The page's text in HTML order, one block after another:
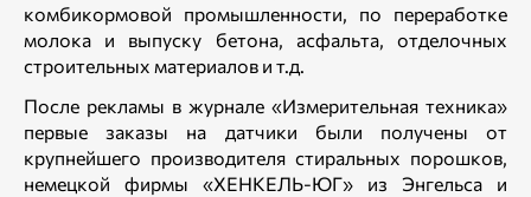
комбикормовой промышленности, по переработке
молока и выпуску бетона, асфальта, отделочных
строительных материалов и т.д.
После рекламы в журнале «Измерительная техника»
первые заказы на датчики были получены от
крупнейшего производителя стиральных порошков,
немецкой фирмы «ХЕНКЕЛЬ-ЮГ» из Энгельса и